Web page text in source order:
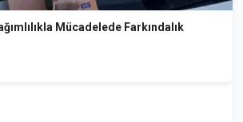
Mücadelede Farkındalık